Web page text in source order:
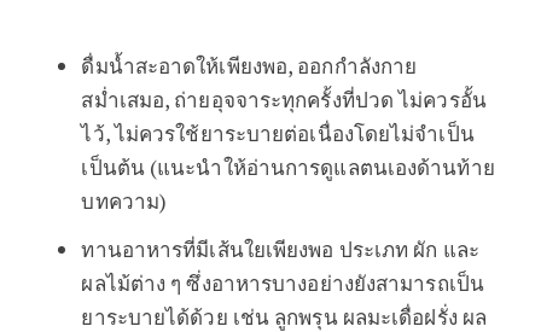
ดื่มน้ำสะอาดให้เพียงพอ, ออกกำลังกาย
สม่ำเสมอ, ถ่ายอุจจาระทุกครั้งที่ปวด ไม่ควรอั้น
ไว้, ไม่ควรใช้ยาระบายต่อเนื่องโดยไม่จำเป็น
เป็นต้น (แนะนำให้อ่านการดูแลตนเองด้านท้าย
บทความ)
ทานอาหารที่มีเส้นใยเพียงพอ ประเภท ผัก และ
ผลไม้ต่าง ๆ ซึ่งอาหารบางอย่างยังสามารถเป็น
ยาระบายได้ด้วย เช่น ลูกพรุน ผลมะเดื่อฝรั่ง ผล